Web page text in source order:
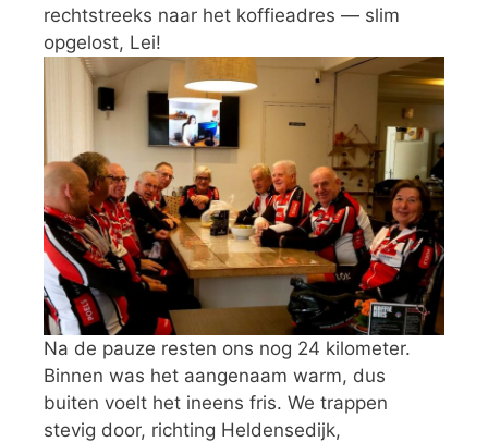
rechtstreeks naar het koffieadres — slim
opgelost, Lei!
Na de pauze resten ons nog 24 kilometer.
Binnen was het aangenaam warm, dus
buiten voelt het ineens fris. We trappen
stevig door, richting Heldensedijk,